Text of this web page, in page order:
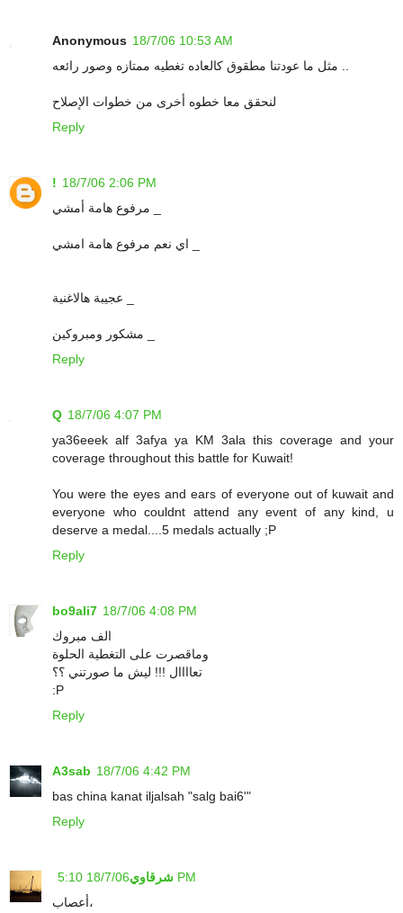
Anonymous 18/7/06 10:53 AM
لنحقق معا خطوه أخرى من خطوات الإصلاح
Reply
! 18/7/06 2:06 PM
Reply
Q 18/7/06 4:07 PM
ya36eeek alf 3afya ya KM 3ala this coverage and your
coverage throughout this battle for Kuwait!
You were the eyes and ears of everyone out of kuwait and
everyone who couldnt attend any event of any kind, u
deserve a medal....5 medals actually ;P
Reply
bo9ali7 18/7/06 4:08 PM
الف مبروك
وماقصرت على التغطية الحلوة
تعاااال !!! ليش ما صورتني ؟؟
:P
Reply
A3sab 18/7/06 4:42 PM
bas china kanat iljalsah "salg bai6'"
Reply
شرقاوي 18/7/06 5:10 PM
أعصاب،